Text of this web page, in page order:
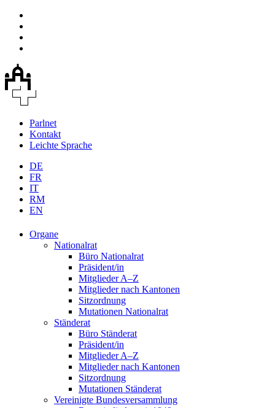
Parlnet
Kontakt
Leichte Sprache
DE
FR
IT
RM
EN
Organe
Nationalrat
Büro Nationalrat
Präsident/in
Mitglieder A–Z
Mitglieder nach Kantonen
Sitzordnung
Mutationen Nationalrat
Ständerat
Büro Ständerat
Präsident/in
Mitglieder A–Z
Mitglieder nach Kantonen
Sitzordnung
Mutationen Ständerat
Vereinigte Bundesversammlung